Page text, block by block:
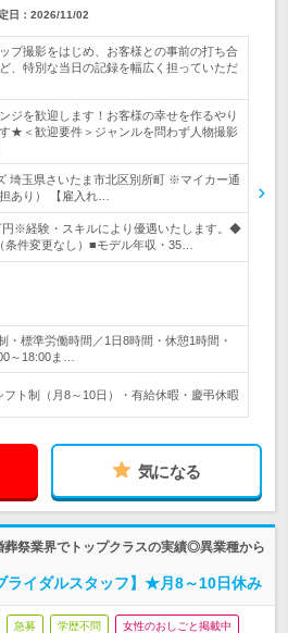
日： 2026/11/02
プ撮影をはじめ、お客様との事前の打ち合
、特別な当日の記録を幅広く担っていただ
ジを歓迎します！お客様の幸せを作るやり
★＜歓迎要件＞ジャンルを問わず人物撮影
埼玉県さいたま市北区別所町 ※マイカー通
あり） 【雇入れ…
円※経験・スキルにより優遇いたします。◆
条件変更なし）■モデル年収・35…
・標準労働時間／1日8時間・休憩1時間・
～18:00ま…
ト制（月8～10日）・有給休暇・慶弔休暇
気になる
葬祭業界でトップクラスの実績◎異業種から
ライダルスタッフ】★月8～10日休み
急募 学歴不問 女性のおしごと掲載中